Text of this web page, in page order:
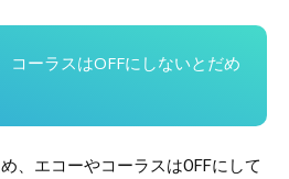
コーラスはOFFにしないとだめ
、エコーやコーラスはOFFにして